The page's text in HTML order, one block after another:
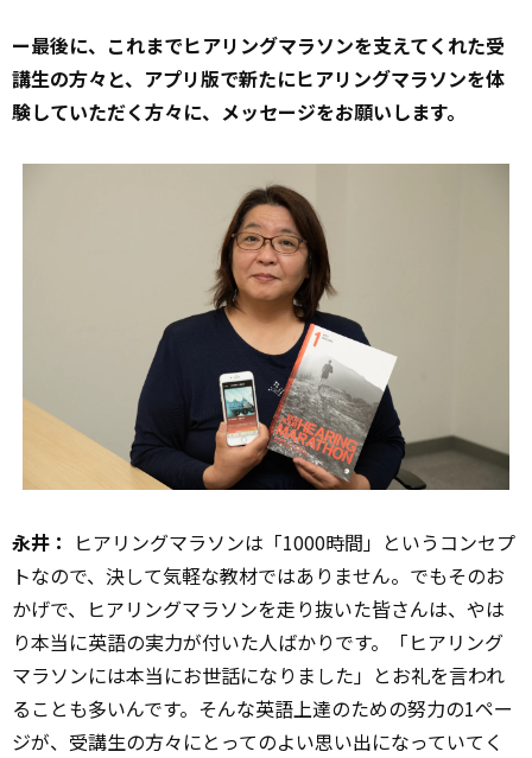
ー最後に、これまでヒアリングマラソンを支えてくれた受
講生の方々と、アプリ版で新たにヒアリングマラソンを体
験していただく方々に、メッセージをお願いします。
永井： ヒアリングマラソンは「1000時間」というコンセプ
トなので、決して気軽な教材ではありません。でもそのお
かげで、ヒアリングマラソンを走り抜いた皆さんは、やは
り本当に英語の実力が付いた人ばかりです。「ヒアリング
マラソンには本当にお世話になりました」とお礼を言われ
ることも多いんです。そんな英語上達のための努力の1ペー
ジが、受講生の方々にとってのよい思い出になっていてく